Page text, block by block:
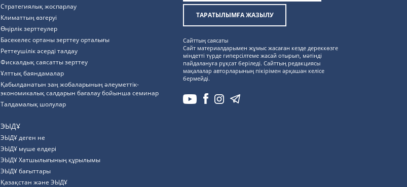
Стратегиялық жоспарлау
Климаттың өзгеруі
Өңірлік зерттеулер
Бәсекелес ортаны зерттеу орталығы
Реттеушілік әсерді талдау
Фискалдық саясатты зерттеу
Ұлттық баяндамалар
Қабылданатын заң жобаларының әлеуметтік-
экономикалық салдарын бағалау бойынша семинар
Талдамалық шолулар
ЭЫДҰ
ЭЫДҰ деген не
ЭЫДҰ мүше елдері
ЭЫДҰ Хатшылығының құрылымы
ЭЫДҰ бағыттары
Қазақстан және ЭЫДҰ
ТАРАТЫЛЫМҒА ЖАЗЫЛУ
Сайттың саясаты
Сайт материалдарымен жұмыс жасаған кезде дереккөзге
міндетті түрде гиперсілтеме жасай отырып, мәтінді
пайдалануға рұқсат беріледі. Сайттың редакциясы
мақалалар авторларының пікірімен әрқашан келісе
бермейді.